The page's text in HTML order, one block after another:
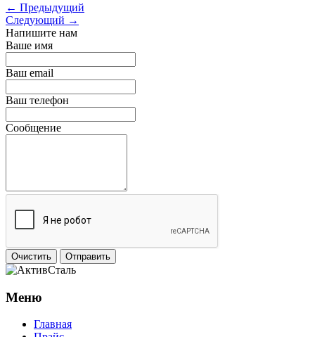
← Предыдущий
Следующий →
Напишите нам
Ваше имя
Ваш email
Ваш телефон
Сообщение
Очистить Отправить
Меню
Главная